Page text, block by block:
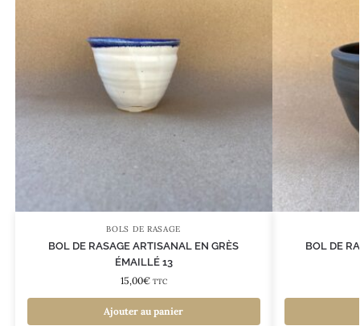
BOLS DE RASAGE
BOL DE RASAGE ARTISANAL EN GRÈS
ÉMAILLÉ 13
15,00€ TTC
Ajouter au panier
BOL DE